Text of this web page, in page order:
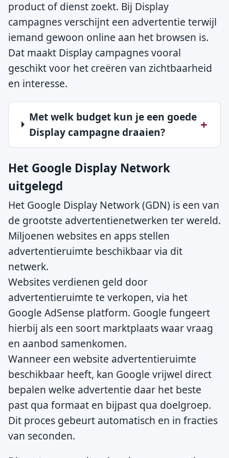
product of dienst zoekt. Bij Display
campagnes verschijnt een advertentie terwijl
iemand gewoon online aan het browsen is.
Dat maakt Display campagnes vooral
geschikt voor het creëren van zichtbaarheid
en interesse.
Met welk budget kun je een goede
Display campagne draaien?
Het Google Display Network
uitgelegd
Het Google Display Network (GDN) is een van
de grootste advertentienetwerken ter wereld.
Miljoenen websites en apps stellen
advertentieruimte beschikbaar via dit
netwerk.
Websites verdienen geld door
advertentieruimte te verkopen, via het
Google AdSense platform. Google fungeert
hierbij als een soort marktplaats waar vraag
en aanbod samenkomen.
Wanneer een website advertentieruimte
beschikbaar heeft, kan Google vrijwel direct
bepalen welke advertentie daar het beste
past qua formaat en bijpast qua doelgroep.
Dit proces gebeurt automatisch en in fracties
van seconden.